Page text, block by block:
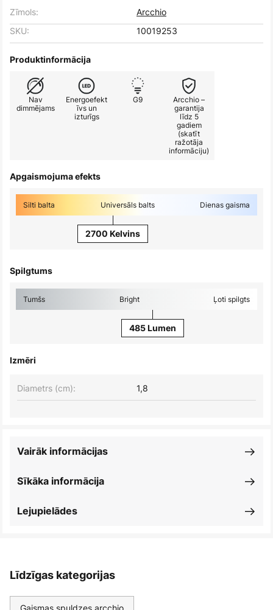
Zīmols:
Arcchio
SKU:
10019253
Produktinformācija
Nav
dimmējams
Energoefekt
īvs un
izturīgs
G9
Arcchio –
garantija
līdz 5
gadiem
(skatīt
ražotāja
informāciju)
Apgaismojuma efekts
Silti balta Universāls balts Dienas gaisma
2700 Kelvins
Spilgtums
Tumšs Bright Ļoti spilgts
485 Lumen
Izmēri
Diametrs (cm): 1,8
Sīkāka informācija
Vairāk informācijas
Lejupielādes
Līdzīgas kategorijas